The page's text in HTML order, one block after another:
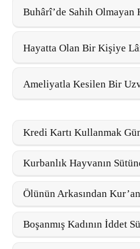
Buhârî’de Sahih Olmayan
Hayatta Olan Bir Kişiye
Ameliyatla Kesilen Bir
Kredi Kartı Kullanmak
Kurbanlık Hayvanın
Ölünün Arkasından
Boşanmış Kadının İddet